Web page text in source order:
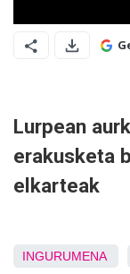
Lurpean
erakusketa
elkarteak
INGURUMENA